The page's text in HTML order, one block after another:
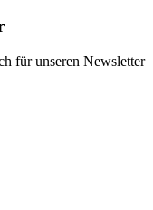
für unseren Newsletter